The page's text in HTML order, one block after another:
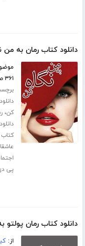
دانلود کتاب رمان به من
۳۶۱ صفحه
کن،
کتاب
پی
دانلود کتاب رمان
از: